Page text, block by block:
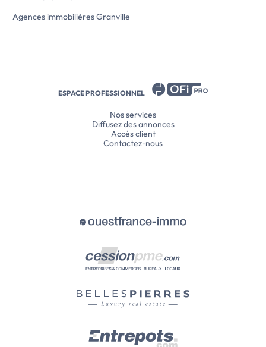
hiver.
Les frais de notaire sont réduits, […] Voir
Agences immobilières Granville
ESPACE PROFESSIONNEL
Nos services
Diffusez des annonces
Accès client
Contactez-nous